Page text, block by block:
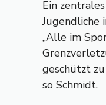
Ein
Jugendliche
„Alle im
geschützt
so Schmidt.